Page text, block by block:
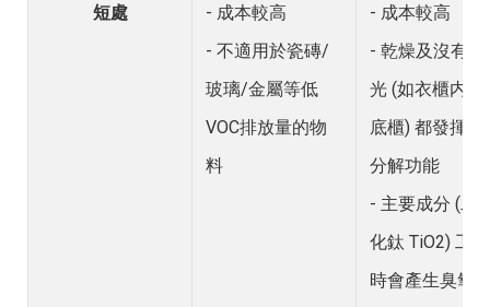
短處
- 成本較高
- 不適用於瓷磚/
玻璃/金屬等低
VOC排放量的物
料
- 成本較高
- 乾燥及沒有紫
光 (如衣櫃内及
底櫃) 都發揮不
分解功能
- 主要成分 (二
化鈦 TiO2) 工作
時會產生臭氧